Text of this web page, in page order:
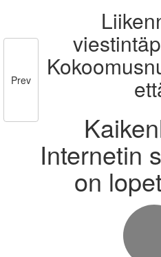
Prev
Internetin
on